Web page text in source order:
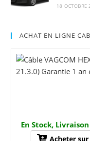
18 OCTOBRE
ACHAT EN LIGNE
En Stock,
Acheter